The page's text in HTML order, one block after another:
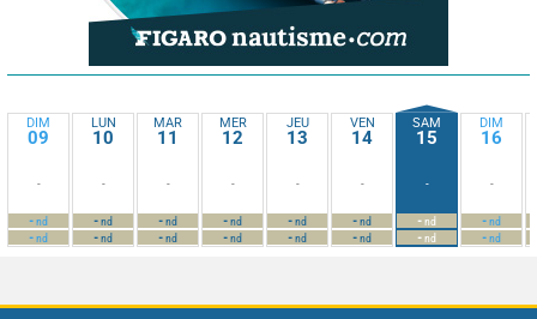
DIM
09
-
-nd
-nd
LUN
10
-
-nd
-nd
MAR
11
-
-nd
-nd
MER
12
-
-nd
-nd
JEU
13
-
-nd
-nd
VEN
14
-
-nd
-nd
SAM
15
-
-nd
-nd
DIM
16
-
-nd
-nd